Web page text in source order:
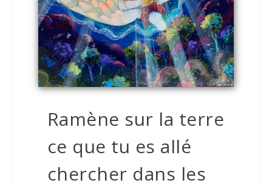
Ramène sur la terre
ce que tu es allé
chercher dans les